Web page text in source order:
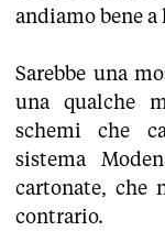
andiamo bene
Sarebbe una
una qualche
schemi che
sistema
cartonate, che
contrario.